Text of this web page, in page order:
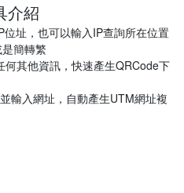
介紹
址，也可以輸入IP查詢所在位置
簡轉繁
何其他資訊，快速產生QRCode下
輸入網址，自動產生UTM網址複